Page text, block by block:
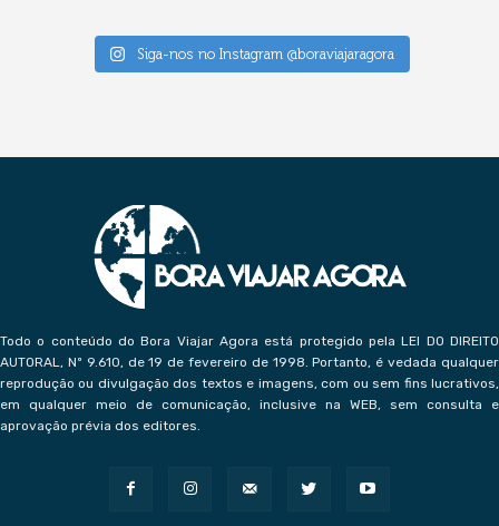
Siga-nos no Instagram @boraviajaragora
Todo o conteúdo do Bora Viajar Agora está protegido pela LEI DO DIREITO
AUTORAL, Nº 9.610, de 19 de fevereiro de 1998. Portanto, é vedada qualquer
reprodução ou divulgação dos textos e imagens, com ou sem fins lucrativos,
em qualquer meio de comunicação, inclusive na WEB, sem consulta e
aprovação prévia dos editores.